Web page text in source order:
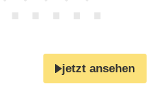
jetzt ansehen